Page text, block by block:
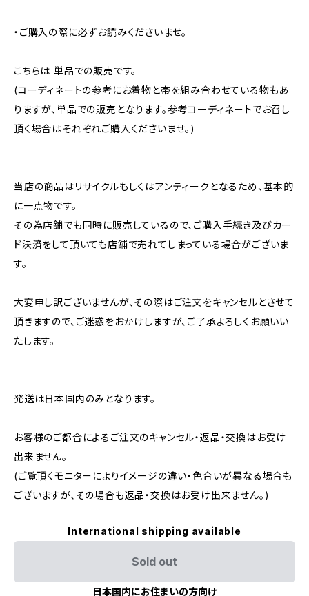
・ご購入の際に必ずお読みくださいませ。
こちらは 単品での販売です。
(コーディネートの参考にお着物と帯を組み合わせている物もあ
りますが、単品での販売となります。参考コーディネートでお召し
頂く場合はそれぞれご購入くださいませ。)
当店の商品はリサイクルもしくはアンティークとなるため、基本的
に一点物です。
その為店舗でも同時に販売しているので、ご購入手続き及びカー
ド決済をして頂いても店舗で売れてしまっている場合がございま
す。
大変申し訳ございませんが、その際はご注文をキャンセルとさせて
頂きますので、ご迷惑をおかけしますが、ご了承よろしくお願いい
たします。
発送は日本国内のみとなります。
お客様のご都合によるご注文のキャンセル・返品・交換はお受け
出来ません。
(ご覧頂くモニターによりイメージの違い・色合いが異なる場合も
ございますが、その場合も返品・交換はお受け出来ません。)
International shipping available
Sold out
日本国内にお住まいの方向け